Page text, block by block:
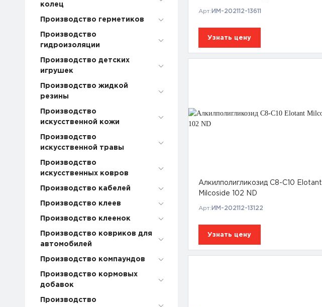
колец
Производство герметиков
Производство
гидроизоляции
Производство детских
игрушек
Производство жидкой
резины
Производство
искусственной кожи
Производство
искусственной травы
Производство
искусственных ковров
Производство кабелей
Производство клеев
Производство клеенок
Производство ковриков для
автомобилей
Производство компаундов
Производство кормовых
добавок
Производство
Арт: ИМ-202112-13611
Узнать цену
Алкилполигликозид С8-С10 Elotant
Milcoside 102 ND
Арт: ИМ-202112-13122
Узнать цену